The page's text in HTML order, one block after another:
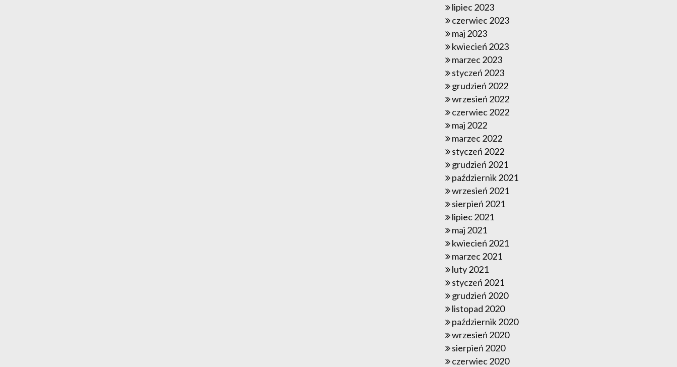
lipiec 2023
czerwiec 2023
maj 2023
kwiecień 2023
marzec 2023
styczeń 2023
grudzień 2022
wrzesień 2022
czerwiec 2022
maj 2022
marzec 2022
styczeń 2022
grudzień 2021
październik 2021
wrzesień 2021
sierpień 2021
lipiec 2021
maj 2021
kwiecień 2021
marzec 2021
luty 2021
styczeń 2021
grudzień 2020
listopad 2020
październik 2020
wrzesień 2020
sierpień 2020
czerwiec 2020